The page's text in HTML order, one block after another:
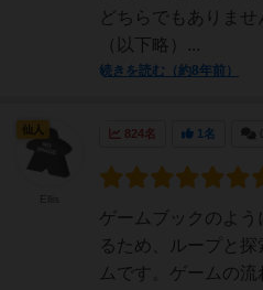
どちらでもありま
（以下略）...
続きを読む（約8年前）
824名 1名
ゲームブックのよ
るため、ループと
ムです。ゲームの流
仙人